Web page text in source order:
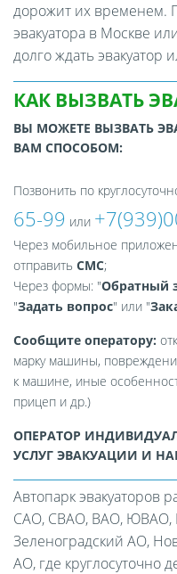
дорожит их временем.
эвакуатора в Москве
долго ждать эвакуатор
КАК ВЫЗВАТЬ
ВЫ МОЖЕТЕ ВЫЗВАТЬ
ВАМ СПОСОБОМ:
Позвонить по
65-99 или
Через мобильное
отправить СМС;
Через формы: "Обратный
"Задать вопрос" или "
Сообщите оператору:
марку машины,
к машине, иные
прицеп и др.)
ОПЕРАТОР
УСЛУГ ЭВАКУАЦИИ И
Автопарк эвакуаторов
САО, СВАО, ВАО,
Зеленоградский АО,
АО, где круглосуточно